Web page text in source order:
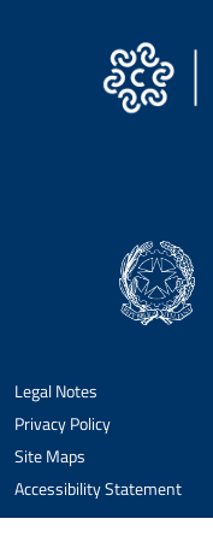
Legal Notes
Privacy Policy
Site Maps
Accessibility Statement